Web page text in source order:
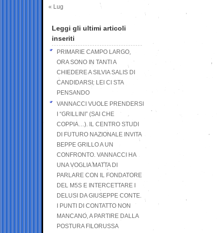
« Lug
Leggi gli ultimi articoli
inseriti
PRIMARIE CAMPO LARGO,
ORA SONO IN TANTI A
CHIEDERE A SILVIA SALIS DI
CANDIDARSI: LEI CI STA
PENSANDO
VANNACCI VUOLE PRENDERSI
I “GRILLINI” (SAI CHE
COPPIA…). IL CENTRO STUDI
DI FUTURO NAZIONALE INVITA
BEPPE GRILLO A UN
CONFRONTO. VANNACCI HA
UNA VOGLIA MATTA DI
PARLARE CON IL FONDATORE
DEL M5S E INTERCETTARE I
DELUSI DA GIUSEPPE CONTE.
I PUNTI DI CONTATTO NON
MANCANO, A PARTIRE DALLA
POSTURA FILORUSSA